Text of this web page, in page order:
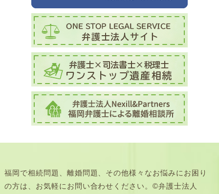
福岡で相続問題、離婚問題、その他様々なお悩みにお困り
の方は、お気軽にお問い合わせください。©弁護士法人